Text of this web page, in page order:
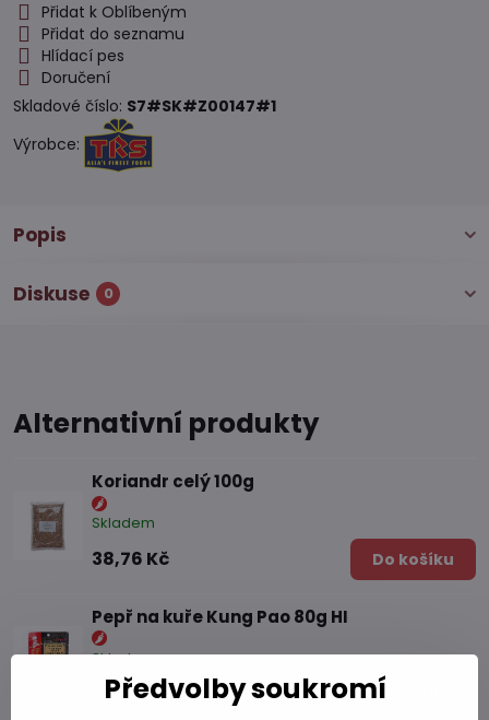
Přidat k Oblíbeným
Přidat do seznamu
Hlídací pes
Doručení
Skladové číslo: S7#SK#Z00147#1
Výrobce:
Popis
Diskuse 0
Alternativní produkty
Koriandr celý 100g
Skladem
38,76 Kč Do košíku
Pepř na kuře Kung Pao 80g HI
Skladem
51,23 Kč Do košíku
Předvolby soukromí